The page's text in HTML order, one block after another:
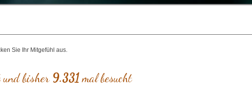
Sie Ihr Mitgefühl aus.
bisher 9.331mal besucht